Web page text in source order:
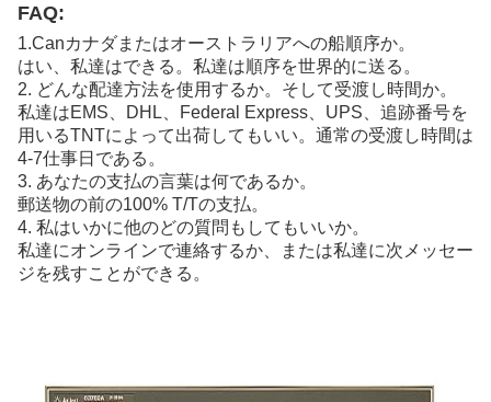
FAQ:
1.Canカナダまたはオーストラリアへの船順序か。
はい、私達はできる。私達は順序を世界的に送る。
2. どんな配達方法を使用するか。そして受渡し時間か。
私達はEMS、DHL、Federal Express、UPS、追跡番号を
用いるTNTによって出荷してもいい。通常の受渡し時間は
4-7仕事日である。
3. あなたの支払の言葉は何であるか。
郵送物の前の100% T/Tの支払。
4. 私はいかに他のどの質問もしてもいいか。
私達にオンラインで連絡するか、または私達に次メッセー
ジを残すことができる。